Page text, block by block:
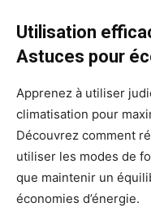
Utilisation
Astuces pour
Apprenez à utiliser
climatisation pour
Découvrez comment
utiliser les modes de
que maintenir un
économies d’énergie.